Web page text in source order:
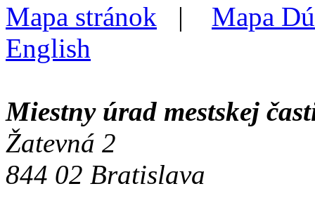
Mapa stránok | Mapa
English
Miestny úrad mestskej
Žatevná 2
844 02 Bratislava